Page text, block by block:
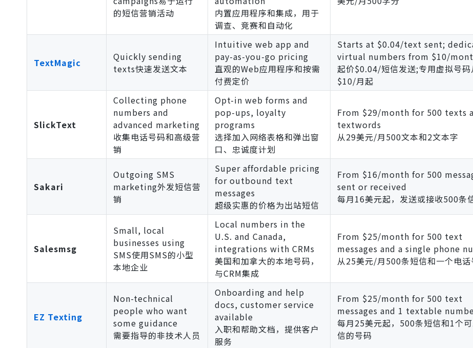
的短信营销活动
内置应用程序和集成，用于
调查、竞赛和自动化
TextMagic
Quickly sending
texts快速发送文本
Intuitive web app and
pay-as-you-go pricing
直观的Web应用程序和按需
付费定价
Starts at $0.04/text sent;
virtual numbers from $10/
起价$0.04/短信发送;专用虚拟号码
$10/月起
SlickText
Collecting phone
numbers and
advanced marketing
收集电话号码和高级营
销
Opt-in web forms and
pop-ups, loyalty
programs
选择加入网络表格和弹出窗
口、忠诚度计划
From $29/month for 500 texts
textwords
从29美元/月500文本和2文本字
Sakari
Outgoing SMS
marketing外发短信营
销
Super affordable pricing
for outbound text
messages
超级实惠的价格为出站短信
From $16/month for 500
sent or received
每月16美元起，发送或接收500条
Salesmsg
Small, local
businesses using
SMS使用SMS的小型
本地企业
Local numbers in the
U.S. and Canada,
integrations with CRMs
美国和加拿大的本地号码，
与CRM集成
From $25/month for 500 text
messages and a single phone
从25美元/月500条短信和一个电话
EZ Texting
Non-technical
people who want
some guidance
需要指导的非技术人员
Onboarding and help
docs, customer service
available
入职和帮助文档，提供客户
服务
From $25/month for 500 text
messages and 1 textable
每月25美元起，500条短信和1个
信的号码